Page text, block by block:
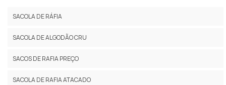
SACOLA DE RÁFIA
SACOLA DE ALGODÃO CRU
SACOS DE RAFIA PREÇO
SACOLA DE RAFIA ATACADO